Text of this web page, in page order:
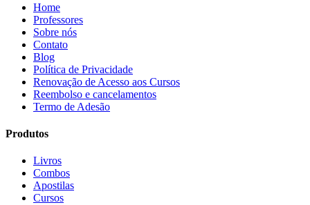
Home
Professores
Sobre nós
Contato
Blog
Política de Privacidade
Renovação de Acesso aos Cursos
Reembolso e cancelamentos
Termo de Adesão
Produtos
Livros
Combos
Apostilas
Cursos